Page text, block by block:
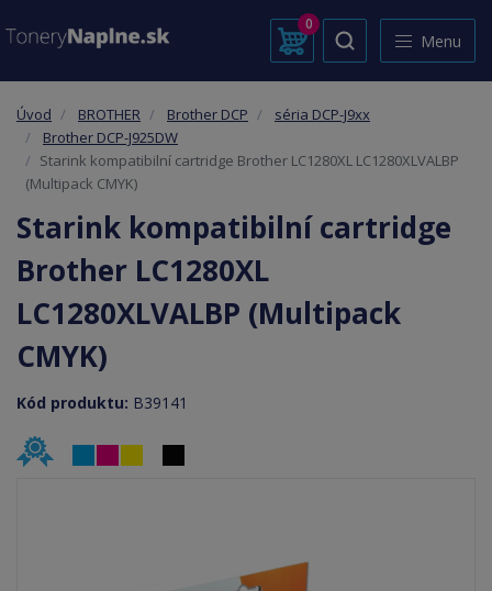
0
Menu
Úvod BROTHER Brother DCP
séria DCP-J9xx
Brother DCP-J925DW
Starink kompatibilní cartridge Brother LC1280XL LC1280XLVALBP
(Multipack CMYK)
Starink kompatibilní cartridge
Brother LC1280XL
LC1280XLVALBP (Multipack
CMYK)
Kód produktu: B39141